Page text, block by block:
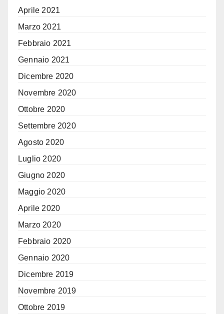
Aprile 2021
Marzo 2021
Febbraio 2021
Gennaio 2021
Dicembre 2020
Novembre 2020
Ottobre 2020
Settembre 2020
Agosto 2020
Luglio 2020
Giugno 2020
Maggio 2020
Aprile 2020
Marzo 2020
Febbraio 2020
Gennaio 2020
Dicembre 2019
Novembre 2019
Ottobre 2019